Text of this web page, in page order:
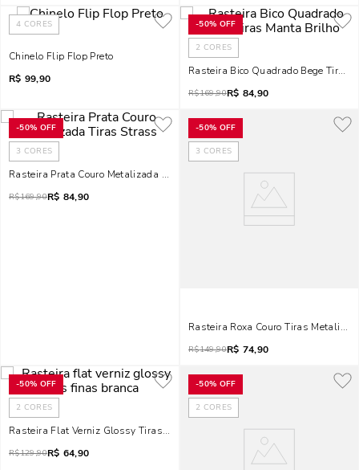
4 CORES
Chinelo Flip Flop Preto
R$ 99,90
-50% OFF
2 CORES
Rasteira Bico Quadrado Bege Tiras
R$169,90R$ 84,90
-50% OFF
3 CORES
Rasteira Prata Couro Metalizada Tiras Strass
R$169,90R$ 84,90
-50% OFF
3 CORES
Rasteira Roxa Couro Tiras
R$149,90R$ 74,90
-50% OFF
2 CORES
Rasteira Flat Verniz Glossy Tiras Finas Branca
R$129,90R$ 64,90
-50% OFF
2 CORES